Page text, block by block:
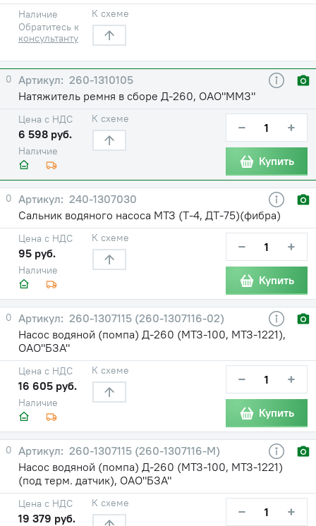
Наличие
Обратитесь к
консультанту
К схеме
0
260-1310105
Натяжитель ремня в сборе Д-260, ОАО"ММЗ"
Наличие
Цена с НДС
6 598 руб.
К схеме − +
Купить
0
240-1307030
Сальник водяного насоса МТЗ (Т-4, ДТ-75)(фибра)
Наличие
Цена с НДС
95 руб.
К схеме − +
Купить
0
260-1307115 (260-1307116-02)
Насос водяной (помпа) Д-260 (МТЗ-100, МТЗ-1221),
ОАО"БЗА"
Наличие
Цена с НДС
16 605 руб.
К схеме − +
Купить
0
260-1307115 (260-1307116-М)
Насос водяной (помпа) Д-260 (МТЗ-100, МТЗ-1221)
(под терм. датчик), ОАО"БЗА"
Цена с НДС
19 379 руб.
К схеме − +